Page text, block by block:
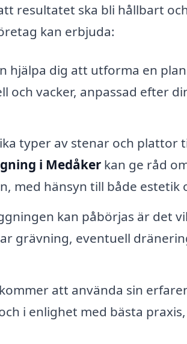
resultatet ska bli hållbart
kan erbjuda:
hjälpa dig att utforma en
och vacker, anpassad efter
typer av stenar och plattor
i Medåkerkan ge råd
med hänsyn till både estetik
kan påbörjas är det
grävning, eventuell
att använda sin
i enlighet med bästa